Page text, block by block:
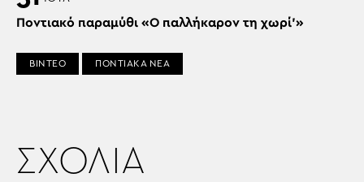
Ποντιακό παραμύθι «Ο παλλήκαρον τη χωρί’»
ΒΙΝΤΕΟ ΠΟΝΤΙΑΚΑ ΝΕΑ
ΣΧΟΛΙΑ